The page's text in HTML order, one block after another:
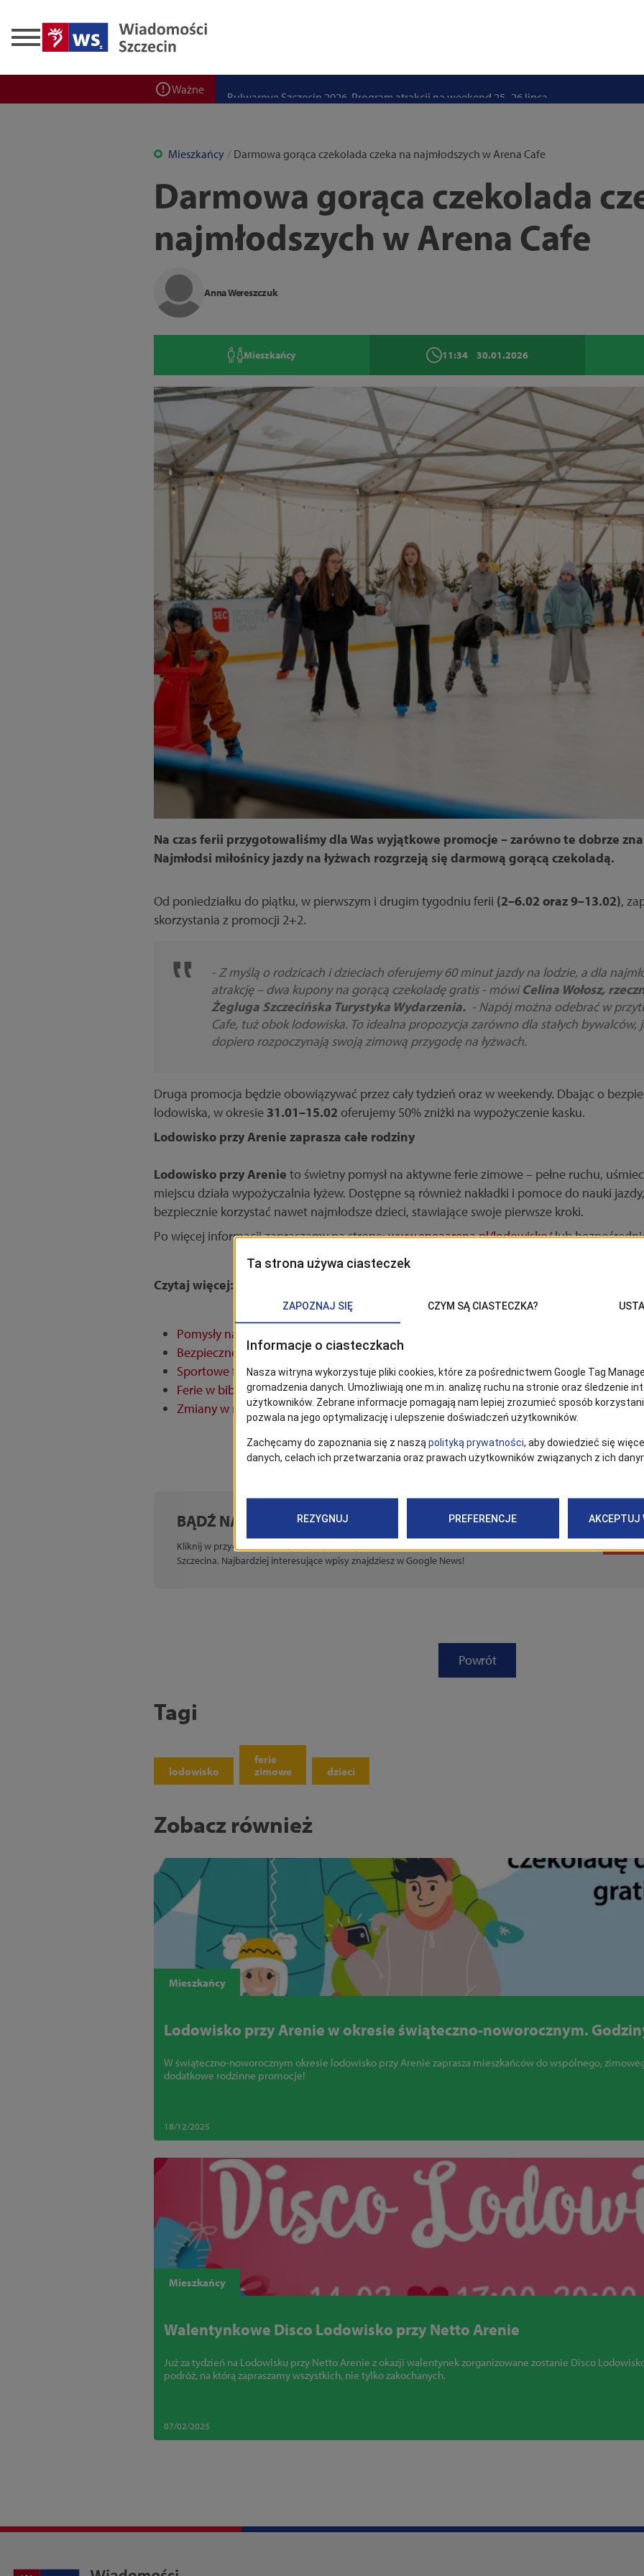
Ważne
Mieszkańcy Darmowa gorąca czekolada czeka na najmłodszych w Arena Cafe
Darmowa gorąca czekolada
najmłodszych w Arena Cafe
Anna Wereszczuk
Mieszkańcy 11:34 30.01.2026
Na czas ferii przygotowaliśmy dla Was wyjątkowe promocje – zarówno te dobrze
Najmłodsi miłośnicy jazdy na łyżwach rozgrzeją się darmową gorącą czekoladą.
Od poniedziałku do piątku, w pierwszym i drugim tygodniu ferii (2–6.02 oraz 9–13.02),
skorzystania z promocji 2+2.
- Z myślą o rodzicach i dzieciach oferujemy 60 minut jazdy na lodzie, a dla
atrakcję – dwa kupony na gorącą czekoladę gratis - mówiCelina Wołosz,
Żegluga Szczecińska Turystyka Wydarzenia. - Napój można odebrać w
Cafe, tuż obok lodowiska. To idealna propozycja zarówno dla stałych bywalców,
dopiero rozpoczynają swoją zimową przygodę na łyżwach.
Druga promocja będzie obowiązywać przez cały tydzień oraz w weekendy. Dbając o
lodowiska, w okresie 31.01–15.02 oferujemy 50% zniżki na wypożyczenie kasku.
Lodowisko przy Arenie zaprasza całe rodziny
Lodowisko przy Arenie to świetny pomysł na aktywne ferie zimowe – pełne ruchu,
miejscu działa wypożyczalnia łyżew. Dostępne są również nakładki i pomoce do nauki
bezpiecznie korzystać nawet najmłodsze dzieci, stawiające swoje pierwsze kroki.
Po więcej informacji zapraszamy na stronę:www.eneaarena.pl/lodowisko/lub
Czytaj więcej:
Pomysły na ferie zimowe w Szczecinie dla rodzin
Bezpieczne ferie 2026 w Fabryce Wody
Sportowe ferie. Pomysły na ferie zachodniopomorskie
Ferie w bibliotece. Pomysły na ferie w Szczecinie
Zmiany w rozkładach jazdy. Ferie Szczecin
BĄDŹ NA BIEŻĄCO!
Kliknij w przycisk „Obserwuj”, aby być bieżąco z wiadomościami ze
Szczecina. Najbardziej interesujące wpisy znajdziesz w Google News!
Powrót
Tagi
lodowisko
ferie
zimowe
dzieci
Zobacz również
Mieszkańcy
Lodowisko przy Arenie w okresie świąteczno-noworocznym.
W świąteczno-noworocznym okresie lodowisko przy Arenie zaprasza mieszkańców do wspólnego,
dodatkowe rodzinne promocje!
18/12/2025
Mieszkańcy
Walentynkowe Disco Lodowisko przy Netto Arenie
Już za tydzień na Lodowisku przy Netto Arenie z okazji walentynek zorganizowane zostanie Disco
podróż, na którą zapraszamy wszystkich, nie tylko zakochanych.
07/02/2025